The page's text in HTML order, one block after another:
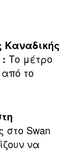
Καναδικής
Το μέτρο
το
στο Swan
να